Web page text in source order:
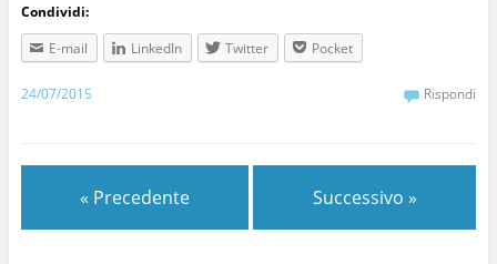
Condividi:
E-mail
LinkedIn Twitter Pocket
24/07/2015 Rispondi
« Precedente Successivo »